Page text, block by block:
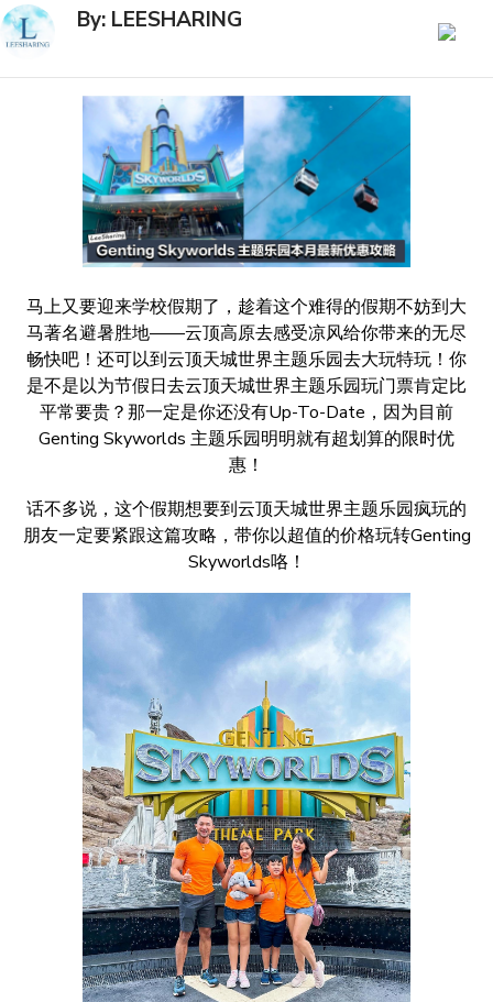
By: LEESHARING
马上又要迎来学校假期了，趁着这个难得的假期不妨到大
马著名避暑胜地——云顶高原去感受凉风给你带来的无尽
畅快吧！还可以到云顶天城世界主题乐园去大玩特玩！你
是不是以为节假日去云顶天城世界主题乐园玩门票肯定比
平常要贵？那一定是你还没有Up-To-Date，因为目前
Genting Skyworlds 主题乐园明明就有超划算的限时优
惠！
话不多说，这个假期想要到云顶天城世界主题乐园疯玩的
朋友一定要紧跟这篇攻略，带你以超值的价格玩转Genting
Skyworlds咯！